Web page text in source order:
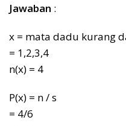
Jawaban :
x = mata dadu kurang
= 1,2,3,4
n(x) = 4
P(x) = n / s
= 4/6